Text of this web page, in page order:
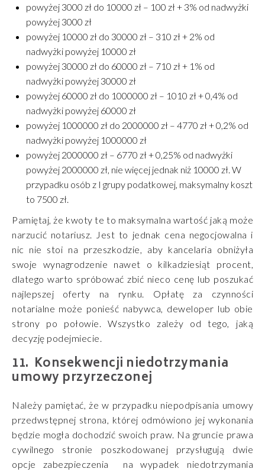
powyżej 3000 zł do 10000 zł – 100 zł + 3% od nadwyżki
powyżej 3000 zł
powyżej 10000 zł do 30000 zł – 310 zł + 2% od
nadwyżki powyżej 10000 zł
powyżej 30000 zł do 60000 zł – 710 zł + 1% od
nadwyżki powyżej 30000 zł
powyżej 60000 zł do 1000000 zł – 1010 zł + 0,4% od
nadwyżki powyżej 60000 zł
powyżej 1000000 zł do 2000000 zł – 4770 zł + 0,2% od
nadwyżki powyżej 1000000 zł
powyżej 2000000 zł – 6770 zł + 0,25% od nadwyżki
powyżej 2000000 zł, nie więcej jednak niż 10000 zł. W
przypadku osób z I grupy podatkowej, maksymalny koszt
to 7500 zł.
Pamiętaj, że kwoty te to maksymalna wartość jaką może
narzucić notariusz. Jest to jednak cena negocjowalna i
nic nie stoi na przeszkodzie, aby kancelaria obniżyła
swoje wynagrodzenie nawet o kilkadziesiąt procent,
dlatego warto spróbować zbić nieco cenę lub poszukać
najlepszej oferty na rynku. Opłatę za czynności
notarialne może ponieść nabywca, deweloper lub obie
strony po połowie. Wszystko zależy od tego, jaką
decyzję podejmiecie.
Konsekwencji niedotrzymania
umowy przyrzeczonej
Należy pamiętać, że w przypadku niepodpisania umowy
przedwstępnej strona, której odmówiono jej wykonania
będzie mogła dochodzić swoich praw. Na gruncie prawa
cywilnego stronie poszkodowanej przysługują dwie
opcje zabezpieczenia na wypadek niedotrzymania